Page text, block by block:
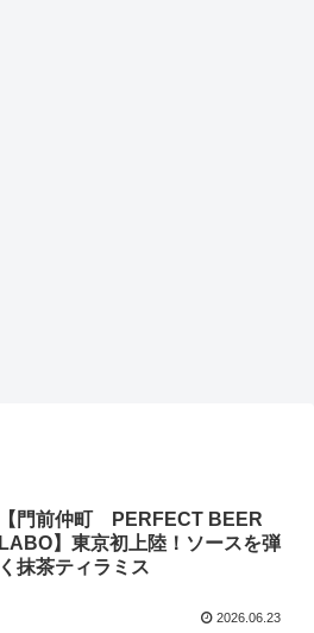
【門前仲町 PERFECT BEER
LABO】東京初上陸！ソースを弾
く抹茶ティラミス
2026.06.23